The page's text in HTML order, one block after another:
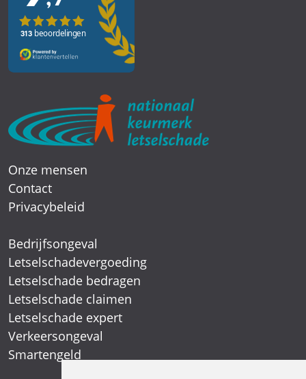
Onze mensen
Contact
Privacybeleid
Bedrijfsongeval
Letselschadevergoeding
Letselschade bedragen
Letselschade claimen
Letselschade expert
Verkeersongeval
Smartengeld